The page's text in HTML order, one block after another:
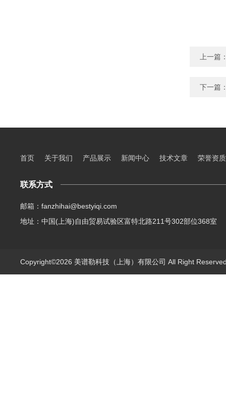
上一篇
下一篇
首页 关于我们 产品展示 新闻中心 技术文章 荣誉资质
联系方式
邮箱：fanzhihai@bestyiqi.com
地址：中国(上海)自由贸易试验区富特北路211号302部位368室
Copyright©2026 美谱勒科技（上海）有限公司 All Right